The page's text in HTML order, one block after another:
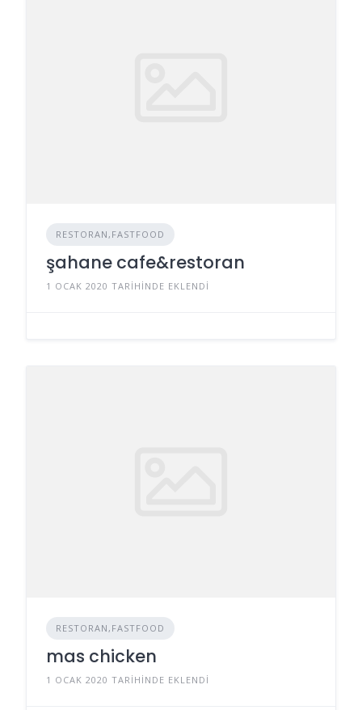
RESTORAN,FASTFOOD
şahane cafe&restoran
1 OCAK 2020 TARIHINDE EKLENDI
RESTORAN,FASTFOOD
mas chicken
1 OCAK 2020 TARIHINDE EKLENDI